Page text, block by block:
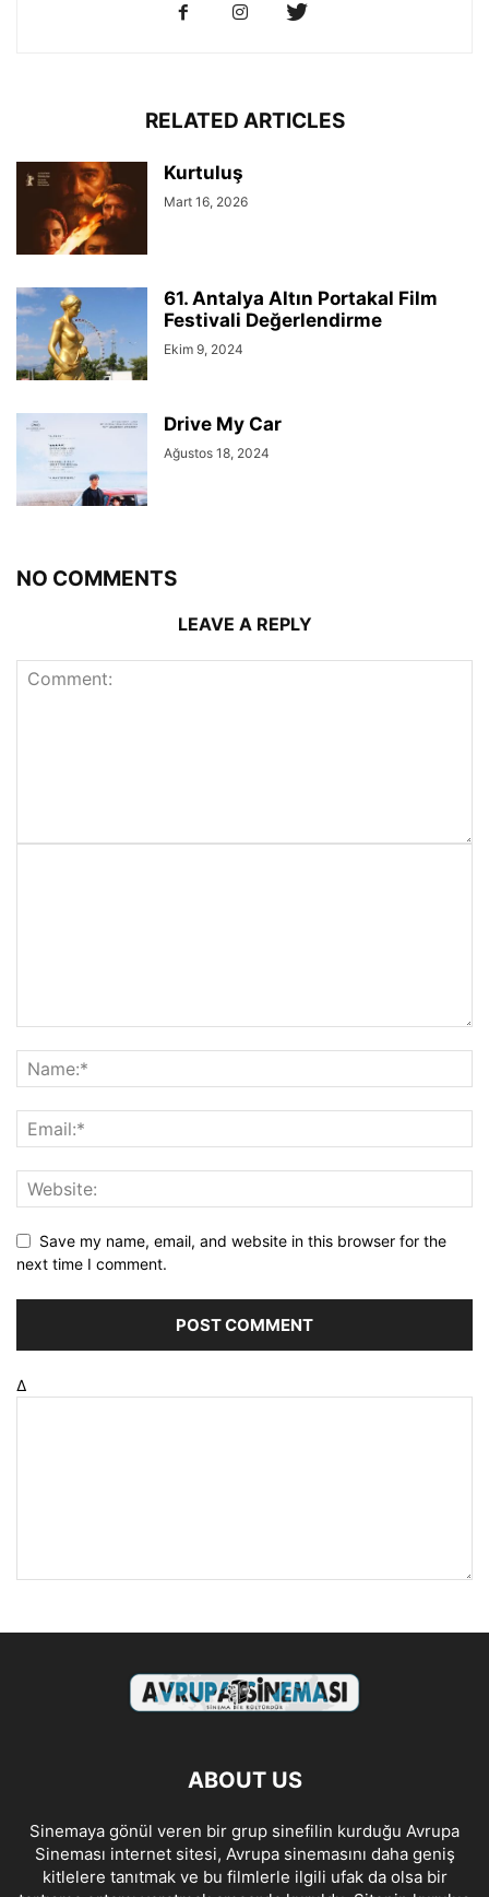
RELATED ARTICLES
Kurtuluş
Mart 16, 2026
61. Antalya Altın Portakal Film
Festivali Değerlendirme
Ekim 9, 2024
Drive My Car
Ağustos 18, 2024
NO COMMENTS
LEAVE A REPLY
Save my name, email, and website in this browser for the
next time I comment.
Δ
ABOUT US
Sinemaya gönül veren bir grup sinefilin kurduğu Avrupa
Sineması internet sitesi, Avrupa sinemasını daha geniş
kitlelere tanıtmak ve bu filmlerle ilgili ufak da olsa bir